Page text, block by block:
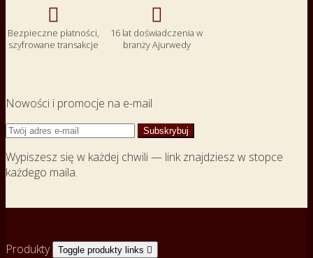

Bezpieczne płatności,
szyfrowane transakcje

16 lat doświadczenia w
branży Ajurwedy
Nowości i promocje na e-mail
Wypiszesz się w każdej chwili — link znajdziesz w stopce
każdego maila.
Produkty Toggle produkty links 